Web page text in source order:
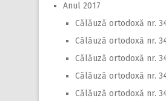
Anul 2017
Călăuză ortodoxă nr.
Călăuză ortodoxă nr.
Călăuză ortodoxă nr.
Călăuză ortodoxă nr.
Călăuză ortodoxă nr.